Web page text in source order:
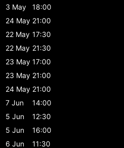
3 May
18:00
24 May 21:00
22 May 17:30
22 May 21:30
23 May 17:00
23 May 21:00
24 May 21:00
7 Jun
14:00
5 Jun
12:30
5 Jun
16:00
6 Jun
11:30